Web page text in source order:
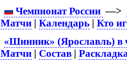
Чемпионат России —>
Матчи |Календарь |Кто
«Шинник» (Ярославль) в
Матчи | Состав |